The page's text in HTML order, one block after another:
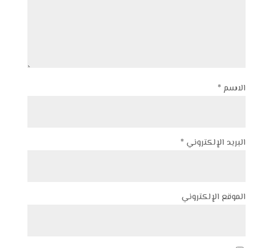
الاسم *
البريد الإلكتروني *
الموقع الإلكتروني